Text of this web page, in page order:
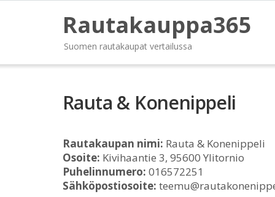
Rautakauppa365
Suomen rautakaupat vertailussa
Rauta & Konenippeli
Rautakaupan nimi: Rauta & Konenippeli
Osoite: Kivihaantie 3, 95600 Ylitornio
Puhelinnumero: 016572251
Sähköpostiosoite: